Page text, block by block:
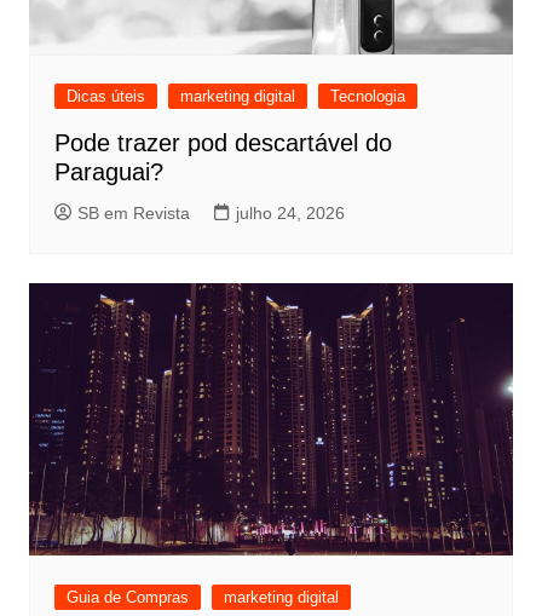
Dicas úteis marketing digital Tecnologia
Pode trazer pod descartável do
Paraguai?
SB em Revista julho 24, 2026
Guia de Compras
marketing digital